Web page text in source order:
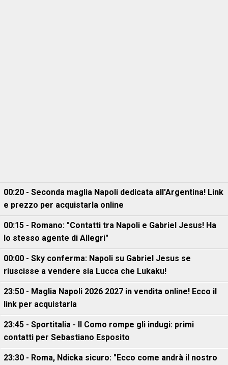
00:20 - Seconda maglia Napoli dedicata all'Argentina! Link
e prezzo per acquistarla online
00:15 - Romano: "Contatti tra Napoli e Gabriel Jesus! Ha
lo stesso agente di Allegri"
00:00 - Sky conferma: Napoli su Gabriel Jesus se
riuscisse a vendere sia Lucca che Lukaku!
23:50 - Maglia Napoli 2026 2027 in vendita online! Ecco il
link per acquistarla
23:45 - Sportitalia - Il Como rompe gli indugi: primi
contatti per Sebastiano Esposito
23:30 - Roma, Ndicka sicuro: "Ecco come andrà il nostro